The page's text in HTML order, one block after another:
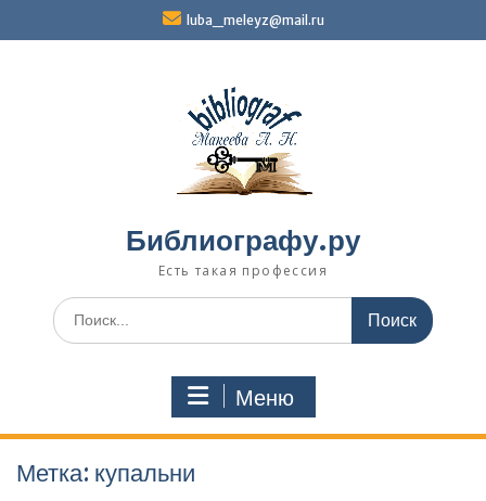
luba_meleyz@mail.ru
Библиографу.ру
Есть такая профессия
Поиск
по:
Меню
Метка: купальни